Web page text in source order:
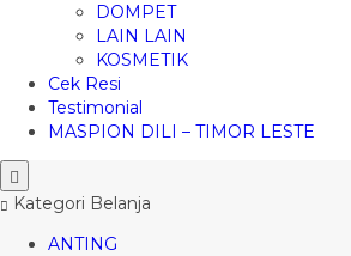
DOMPET
LAIN LAIN
KOSMETIK
Cek Resi
Testimonial
MASPION DILI – TIMOR LESTE
Kategori Belanja
ANTING